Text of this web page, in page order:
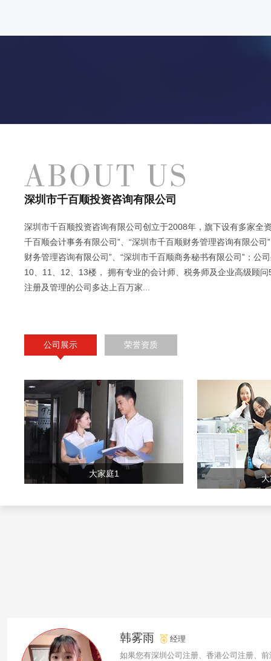
深圳市千百顺投资咨询有限公司
深圳市千百顺投资咨询有限公司创立于2008年，旗下设有多家全
千百顺会计事务有限公司”、“深圳市千百顺财务管理咨询有限公司
财务管理咨询有限公司”、“深圳市千百顺商务秘书有限公司”；公
10、11、12、13楼， 拥有专业的会计师、税务师及企业高级顾
注册及管理的公司多达上百万家...
公司展示 荣誉资质
大家庭1
韩雾雨
经理
如果您有深圳公司注册、香港公司注册、